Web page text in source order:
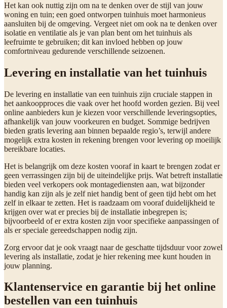
Het kan ook nuttig zijn om na te denken over de stijl van jouw
woning en tuin; een goed ontworpen tuinhuis moet harmonieus
aansluiten bij de omgeving. Vergeet niet om ook na te denken over
isolatie en ventilatie als je van plan bent om het tuinhuis als
leefruimte te gebruiken; dit kan invloed hebben op jouw
comfortniveau gedurende verschillende seizoenen.
Levering en installatie van het tuinhuis
De levering en installatie van een tuinhuis zijn cruciale stappen in
het aankoopproces die vaak over het hoofd worden gezien. Bij veel
online aanbieders kun je kiezen voor verschillende leveringsopties,
afhankelijk van jouw voorkeuren en budget. Sommige bedrijven
bieden gratis levering aan binnen bepaalde regio’s, terwijl andere
mogelijk extra kosten in rekening brengen voor levering op moeilijk
bereikbare locaties.
Het is belangrijk om deze kosten vooraf in kaart te brengen zodat er
geen verrassingen zijn bij de uiteindelijke prijs. Wat betreft installatie
bieden veel verkopers ook montagediensten aan, wat bijzonder
handig kan zijn als je zelf niet handig bent of geen tijd hebt om het
zelf in elkaar te zetten. Het is raadzaam om vooraf duidelijkheid te
krijgen over wat er precies bij de installatie inbegrepen is;
bijvoorbeeld of er extra kosten zijn voor specifieke aanpassingen of
als er speciale gereedschappen nodig zijn.
Zorg ervoor dat je ook vraagt naar de geschatte tijdsduur voor zowel
levering als installatie, zodat je hier rekening mee kunt houden in
jouw planning.
Klantenservice en garantie bij het online
bestellen van een tuinhuis